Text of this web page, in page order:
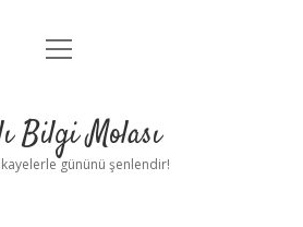
Anasayfa
Yasal Uyarı
menüyü
Bilgi Molası
gününü şenlendir!